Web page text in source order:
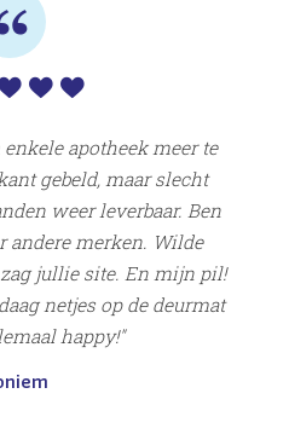
apotheek meer te
gebeld, maar slecht
weer leverbaar. Ben
andere merken. Wilde
jullie site. En mijn pil!
netjes op de deurmat
happy!